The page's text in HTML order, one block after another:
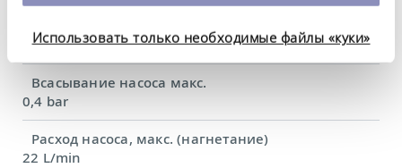
Использовать только необходимые файлы «куки»
Давление нагнетания, макс.
0,7 bar
Всасывание насоса макс.
0,4 bar
Расход насоса, макс. (нагнетание)
22 L/min